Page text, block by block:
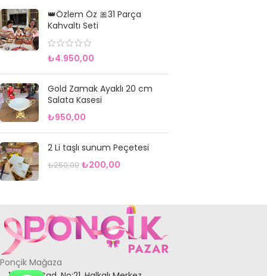
👑Özlem Öz 🎀31 Parça
Kahvaltı Seti
₺4.950,00
Gold Zamak Ayaklı 20 cm
Salata Kasesi
₺950,00
2 Li taşlı sunum Peçetesi
₺250,00 ₺200,00
Ponçik Mağaza